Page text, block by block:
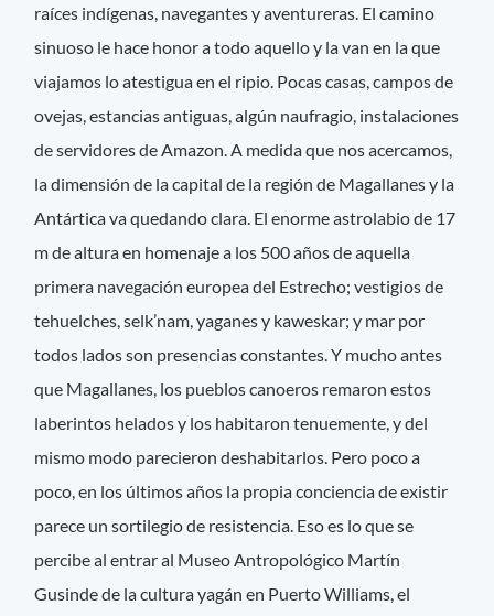
raíces indígenas, navegantes y aventureras. El camino
sinuoso le hace honor a todo aquello y la van en la que
viajamos lo atestigua en el ripio. Pocas casas, campos de
ovejas, estancias antiguas, algún naufragio, instalaciones
de servidores de Amazon. A medida que nos acercamos,
la dimensión de la capital de la región de Magallanes y la
Antártica va quedando clara. El enorme astrolabio de 17
m de altura en homenaje a los 500 años de aquella
primera navegación europea del Estrecho; vestigios de
tehuelches, selk’nam, yaganes y kaweskar; y mar por
todos lados son presencias constantes. Y mucho antes
que Magallanes, los pueblos canoeros remaron estos
laberintos helados y los habitaron tenuemente, y del
mismo modo parecieron deshabitarlos. Pero poco a
poco, en los últimos años la propia conciencia de existir
parece un sortilegio de resistencia. Eso es lo que se
percibe al entrar al Museo Antropológico Martín
Gusinde de la cultura yagán en Puerto Williams, el